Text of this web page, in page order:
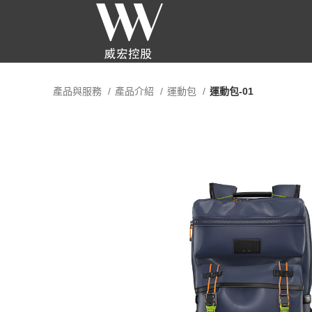
產品與服務 產品介紹 運動包 運動包-01